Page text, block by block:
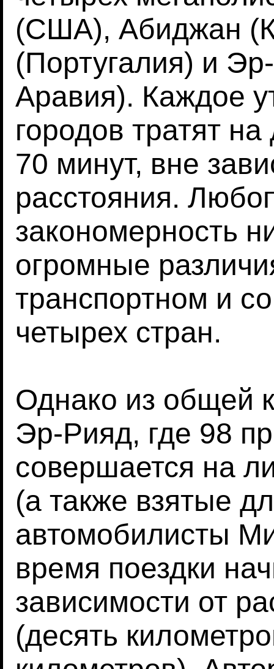
(США), Абиджан
(Португалия) и
Аравия). Каждое
городов тратят
70 минут, вне
расстояния.
закономерность
огромные
транспортном и
четырех стран.
Однако из общей
Эр-Рияд, где 98
совершается на
(а также взятые
автомобилисты
время поездки
зависимости от
(десять